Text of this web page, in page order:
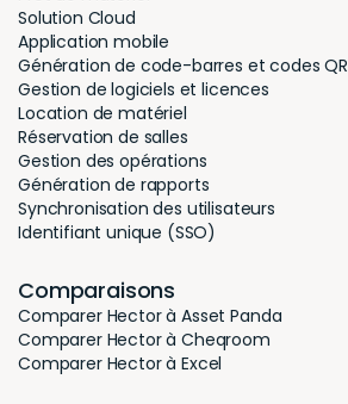
Solution Cloud
Application mobile
Génération de code-barres et codes QR
Gestion de logiciels et licences
Location de matériel
Réservation de salles
Gestion des opérations
Génération de rapports
Synchronisation des utilisateurs
Identifiant unique (SSO)
Comparaisons
Comparer Hector à Asset Panda
Comparer Hector à Cheqroom
Comparer Hector à Excel